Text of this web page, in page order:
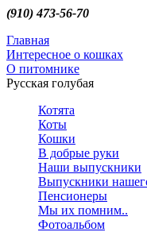
(910) 473-56-70
Главная
Интересное о кошках
О питомнике
Русская голубая
Котята
Коты
Кошки
В добрые руки
Наши выпускники
Выпускники
Пенсионеры
Мы их помним..
Фотоальбом